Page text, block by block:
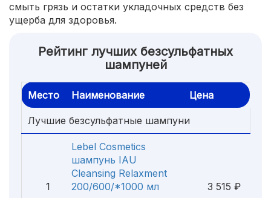
смыть грязь и остатки укладочных средств без
ущерба для здоровья.
Рейтинг лучших безсульфатных
шампуней
Место Наименование Цена
Лучшие безсульфатные шампуни
1
Lebel Cosmetics
шампунь IAU
Cleansing Relaxment
200/600/*1000 мл
3 515 ₽